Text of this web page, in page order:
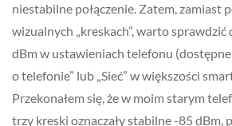
niestabilne połączenie. Zatem, zamiast
wizualnych „kreskach”, warto sprawdzić
dBm w ustawieniach telefonu
o telefonie” lub „Sieć” w większości
Przekonałem się, że w moim starym
trzy kreski oznaczały stabilne -85 dBm,